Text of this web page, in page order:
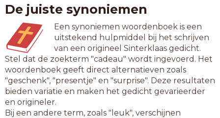
De juiste synoniemen
Een synoniemen woordenboek is een
uitstekend hulpmiddel bij het schrijven
van een origineel Sinterklaas gedicht.
Stel dat de zoekterm "cadeau" wordt ingevoerd. Het
woordenboek geeft direct alternatieven zoals
"geschenk", "presentje" en "surprise". Deze resultaten
bieden variatie en maken het gedicht gevarieerder
en origineler.
Bij een andere term, zoals "leuk", verschijnen